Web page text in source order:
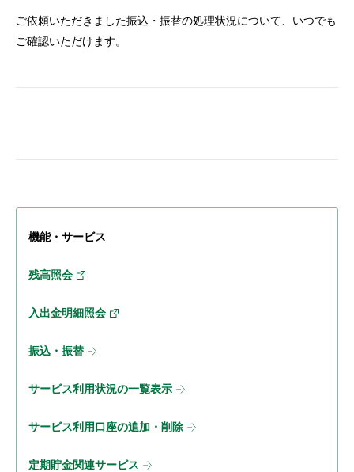
ご依頼いただきました振込・振替の処理状況について、いつでも
ご確認いただけます。
機能・サービス
残高照会
入出金明細照会
振込・振替
サービス利用状況の一覧表示
サービス利用口座の追加・削除
定期貯金関連サービス